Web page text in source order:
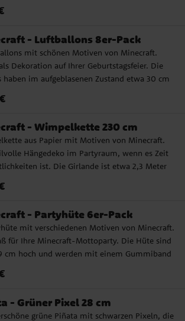
1 Stück ca. 3,8 cm ✔️ Perfekt als kleines
mit verschiedenen Minecraft-Charakteren,
Motiven ✓ Motive mit Charakteren,
Gegenständen und Block-Details ✓ Perfekt für
Tüten, Bastelarbeiten und Minecraft-
€
- Luftballons 8er-Pack
mit schönen Motiven von Minecraft.
Dekoration auf Ihrer Geburtstagsfeier. Die
haben im aufgeblasenen Zustand etwa 30 cm
Wenn Sie den Ballon mit Luft aufblasen,
3,90 €
- Wimpelkette 230 cm
aus Papier mit Motiven von Minecraft.
Hängedeko im Partyraum, wenn es Zeit
ist. Die Girlande ist etwa 2,3 Meter
€
- Partyhüte 6er-Pack
mit verschiedenen Motiven von Minecraft.
für Ihre Minecraft-Mottoparty. Die Hüte sind
cm hoch und werden mit einem Gummiband
€
- Grüner Pixel 28 cm
grüne Piñata mit schwarzen Pixeln, die